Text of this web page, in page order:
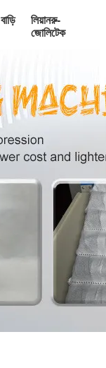
বাড়ি
লিয়ানরু-
জোলিটেক